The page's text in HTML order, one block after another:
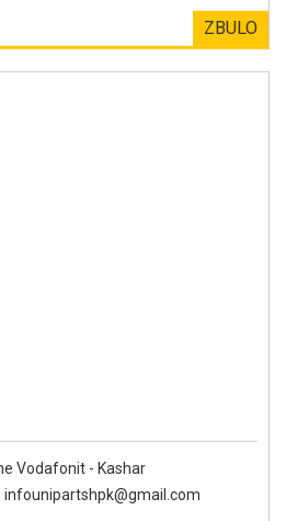
ZBULO
Vodafonit - Kashar
infounipartshpk@gmail.com